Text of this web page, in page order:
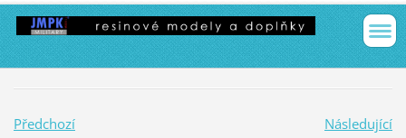
Předchozí
Následující